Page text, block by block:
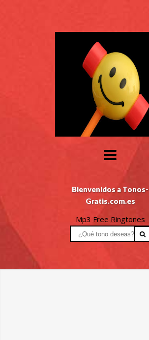
Bienvenidos a Tonos-
Gratis.com.es
Mp3 Free Ringtones